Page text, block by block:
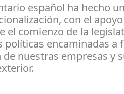
español ha hecho
con el
el comienzo de la
políticas encaminadas a
nuestras empresas y